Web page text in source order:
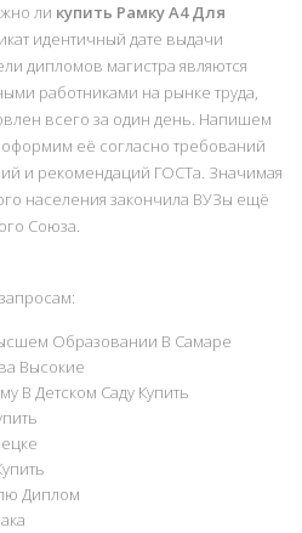
ли купить Рамку А4 Для
идентичный дате выдачи
дипломов магистра являются
работниками на рынке труда,
всего за один день. Напишем
её согласно требований
и рекомендаций ГОСТа. Значимая
населения закончила ВУЗы ещё
Союза.
Образовании В Самаре
Высокие
В Детском Саду Купить
Диплом